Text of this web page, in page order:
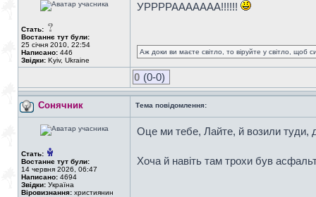
Стать:
Востаннє тут були:
25 січня 2010, 22:54
Написано: 446
Звідки: Kyiv, Ukraine
УРРРРААААААА!!!!!!
Аж доки ви маєте світло, то віруйте у світло, щоб
0 (0-0)
Сонячник Тема повідомлення:
Стать:
Востаннє тут були:
14 червня 2026, 06:47
Написано: 4694
Звідки: Україна
Віровизнання: християнин
Оце ми тебе, Лайте, й возили туди,
Хоча й навіть там трохи був